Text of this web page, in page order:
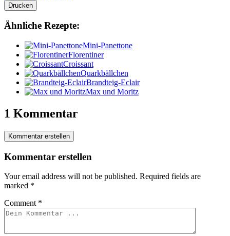
Drucken
Ähnliche Rezepte:
Mini-Panettone
Florentiner
Croissant
Quarkbällchen
Brandteig-Eclair
Max und Moritz
1 Kommentar
Kommentar erstellen
Kommentar erstellen
Your email address will not be published. Required fields are
marked *
Comment *